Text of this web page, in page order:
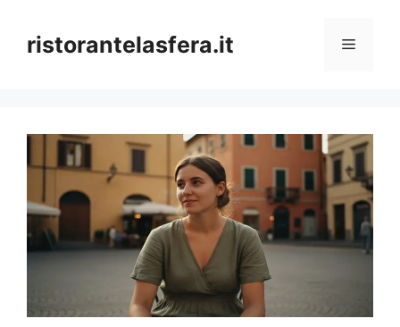
contentristorantelasfera.it Menu